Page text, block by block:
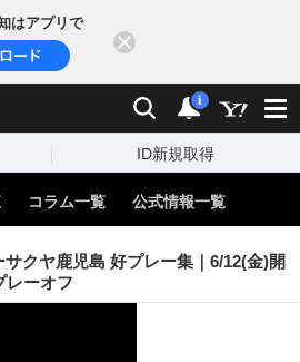
はアプリで
検索 通知
i
ID新規取得
コラム一覧 公式情報一覧
サクヤ鹿児島 好プレー集｜6/12(金)開
レーオフ